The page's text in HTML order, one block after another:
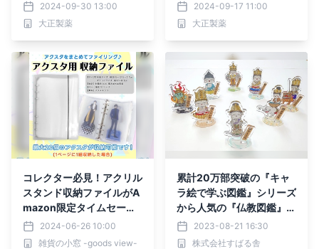
2024-09-30 13:00
大正製薬
2024-09-17 11:00
大正製薬
コレクター必見！アクリル
スタンド収納ファイルがA
mazon限定タイムセール
開催中！2024-06-26 10:00
雑貨の小窓 -goods view-
累計20万部突破の『キャ
ラ絵で学ぶ図鑑』シリーズ
から人気の『仏教図鑑』の
キャラが初のアクリルスタ
ンド化として発売！
2023-08-21 16:30
株式会社すばる舎